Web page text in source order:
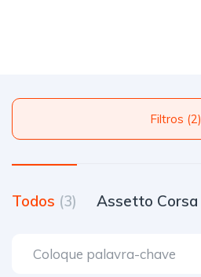
Filtros (2)
Todos (3) Assetto Corsa